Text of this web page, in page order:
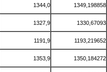
1344,0 1349,198858
1327,9 1330,67093
1191,9 1193,219652
1353,9 1350,184272